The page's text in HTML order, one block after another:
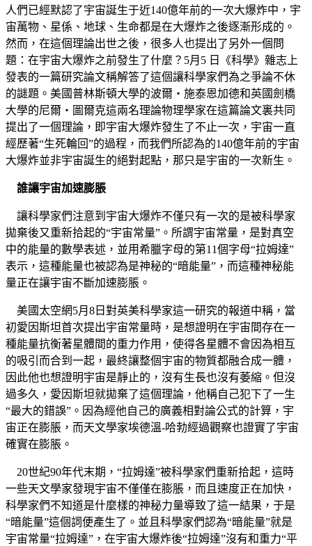
人們已經默認了宇宙誕生于近140億年前的一次大爆炸中，宇
宙萬物、星係、地球、生命都是在大爆炸之後逐漸形成的。
然而，在這個理論出世之後，很多人也提出了另外一個問
題：在宇宙大爆炸之前發生了什麼？5月5 日《科學》雜志上
發表的一篇研究論文稱解答了這個讓科學家們為之爭論不休
的謎題。美國普林斯頓大學的波爾‧施泰恩加德和英國劍橋
大學的尼爾‧圖爾克這兩名理論物理學家在這篇論文裏共同
提出了一個理論，即宇宙大爆炸發生了不止一次，宇宙一直
經歷著“生死輪回”的過程，而我們所認為的140億年前的宇宙
大爆炸並非宇宙誕生的絕對起點，那只是宇宙的一次新生。
誰讓宇宙加速膨脹
讓科學家們注意到宇宙大爆炸不僅只有一次的是被科學家
拋棄後又重新拾起的“宇宙常量”。所謂宇宙常量，是對真空
中的能量的數學表述，並用希臘字母的第11個字母“拉姆達”
表示，這種能量也被認為是神秘的“暗能量”，而這種神秘能
量正在讓宇宙不斷加速膨脹。
美國太空網5月8日對英美科學家這一研究的報道中稱，當
初愛因斯坦首次提出宇宙常量時，是想證明在宇宙間存在一
種能量抗衡著星體間的重力作用，使得各星體不會因為相互
的吸引而合到一起，最終讓整個宇宙的物質都融合成一體，
因此他也想證明宇宙是靜止的，沒有生長也沒有萎縮。但沒
過多久，愛因斯坦就拋棄了這個理論，他稱自己犯下了一生
“最大的錯誤”。因為經他自己的廣義相對論公式的計算，宇
宙正在膨脹，而天文學家埃德溫-哈勃經過觀察也證實了宇宙
確實在膨脹。
20世紀90年代末期，“拉姆達”被科學家們重新拾起，這時
一些天文學家發現宇宙不僅僅在膨脹，而且速度正在加快，
科學家們不知道是什麼樣的神秘力量導致了這一結果，于是
“暗能量”這個詞便產生了。並且科學家們認為“暗能量”就是
宇宙常量“拉姆達”，在宇宙大爆炸後“拉姆達”沒有和重力“平